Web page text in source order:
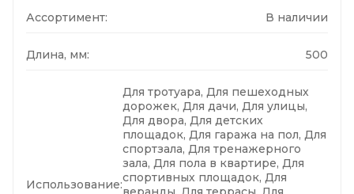
Ассортимент: В наличии
Длина, мм: 500
Использование:
Для тротуара, Для пешеходных
дорожек, Для дачи, Для улицы,
Для двора, Для детских
площадок, Для гаража на пол, Для
спортзала, Для тренажерного
зала, Для пола в квартире, Для
спортивных площадок, Для